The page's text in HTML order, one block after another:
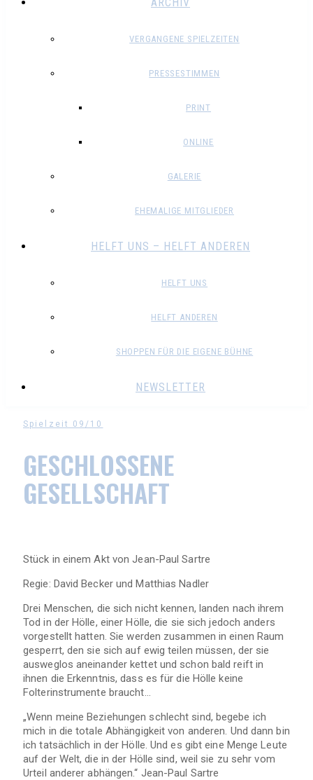
VERGANGENE SPIELZEITEN
PRESSESTIMMEN
PRINT
ONLINE
GALERIE
EHEMALIGE MITGLIEDER
HELFT UNS – HELFT ANDEREN
HELFT UNS
HELFT ANDEREN
SHOPPEN FÜR DIE EIGENE BÜHNE
NEWSLETTER
Spielzeit 09/10
GESCHLOSSENE
GESELLSCHAFT
Stück in einem Akt von Jean-Paul Sartre
Regie: David Becker und Matthias Nadler
Drei Menschen, die sich nicht kennen, landen nach ihrem
Tod in der Hölle, einer Hölle, die sie sich jedoch anders
vorgestellt hatten. Sie werden zusammen in einen Raum
gesperrt, den sie sich auf ewig teilen müssen, der sie
ausweglos aneinander kettet und schon bald reift in
ihnen die Erkenntnis, dass es für die Hölle keine
Folterinstrumente braucht…
„Wenn meine Beziehungen schlecht sind, begebe ich
mich in die totale Abhängigkeit von anderen. Und dann bin
ich tatsächlich in der Hölle. Und es gibt eine Menge Leute
auf der Welt, die in der Hölle sind, weil sie zu sehr vom
Urteil anderer abhängen.“ Jean-Paul Sartre